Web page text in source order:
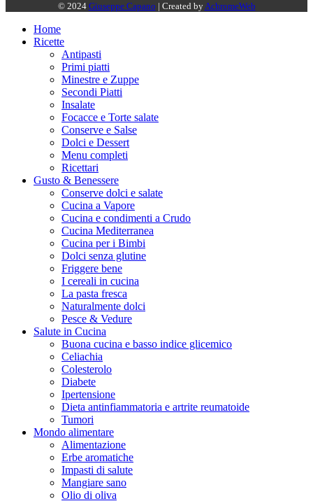
© 2024 Giuseppe Capano | Created by AchromeWeb
Home
Ricette
Antipasti
Primi piatti
Minestre e Zuppe
Secondi Piatti
Insalate
Focacce e Torte salate
Conserve e Salse
Dolci e Dessert
Menu completi
Ricettari
Gusto & Benessere
Conserve dolci e salate
Cucina a Vapore
Cucina e condimenti a Crudo
Cucina Mediterranea
Cucina per i Bimbi
Dolci senza glutine
Friggere bene
I cereali in cucina
La pasta fresca
Naturalmente dolci
Pesce & Vedure
Salute in Cucina
Buona cucina e basso indice glicemico
Celiachia
Colesterolo
Diabete
Ipertensione
Dieta antinfiammatoria e artrite reumatoide
Tumori
Mondo alimentare
Alimentazione
Erbe aromatiche
Impasti di salute
Mangiare sano
Olio di oliva